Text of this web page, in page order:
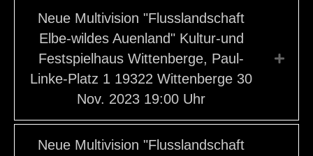
Neue Multivision "Flusslandschaft
Elbe-wildes Auenland" Kultur-und
Festspielhaus Wittenberge, Paul-
Linke-Platz 1 19322 Wittenberge 30
Nov. 2023 19:00 Uhr
Neue Multivision "Flusslandschaft